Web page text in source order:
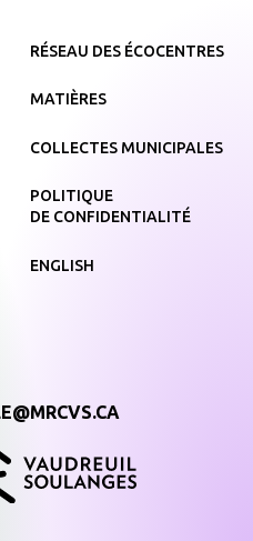
RÉSEAU DES ÉCOCENTRES
MATIÈRES
COLLECTES MUNICIPALES
POLITIQUE
DE CONFIDENTIALITÉ
ENGLISH